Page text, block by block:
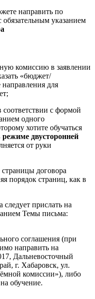
направить по
обязательным указанием
комиссию в заявлении
«бюджет/
для
соответствии с формой
одного
хотите обучаться
режиме двусторонней
от руки
договора
порядок страниц, как в
прислать на
Темы письма:
соглашения (при
направить на
Дальневосточный
г. Хабаровск, ул.
комиссии»), либо
обучение.